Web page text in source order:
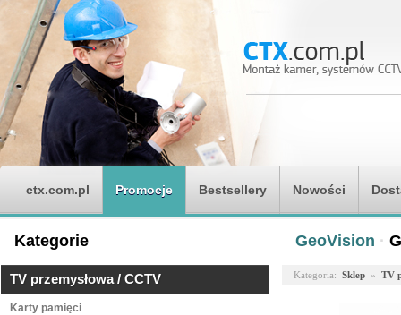
ctx.com.pl Promocje Bestsellery Nowości
Kategorie
TV przemysłowa / CCTV
Karty pamięci
GeoVision ·
Kategoria: Sklep » TV